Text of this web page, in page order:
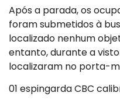
Após a parada, os
foram submetidos à
localizado nenhum
entanto, durante a
localizaram no porta-
01 espingarda CBC